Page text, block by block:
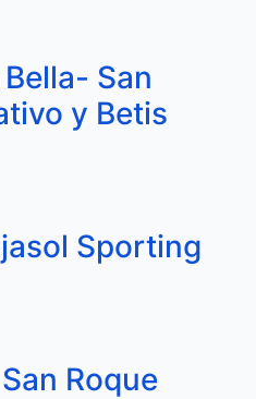
San
y Betis
Sporting
Roque